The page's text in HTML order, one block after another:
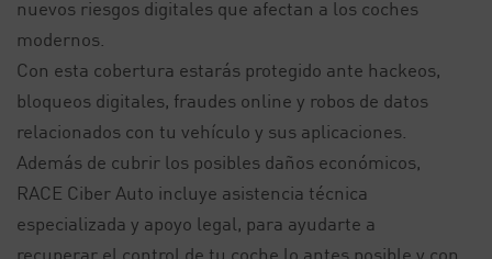
nuevos riesgos digitales que afectan a los coches
modernos.
Con esta cobertura estarás protegido ante hackeos,
bloqueos digitales, fraudes online y robos de datos
relacionados con tu vehículo y sus aplicaciones.
Además de cubrir los posibles daños económicos,
RACE Ciber Auto incluye asistencia técnica
especializada y apoyo legal, para ayudarte a
recuperar el control de tu coche lo antes posible y con